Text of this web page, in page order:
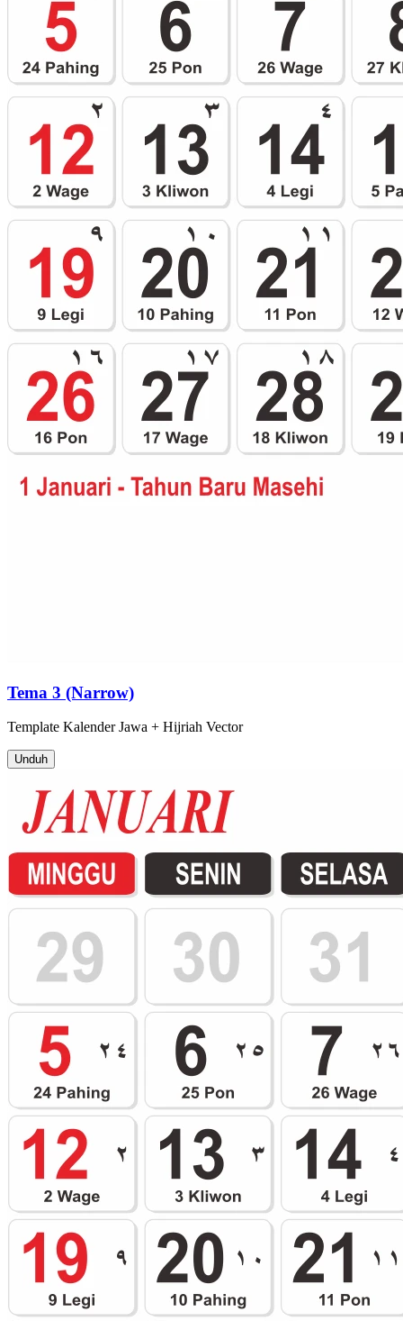
Tema 3 (Narrow)
Template Kalender Jawa + Hijriah Vector
Unduh